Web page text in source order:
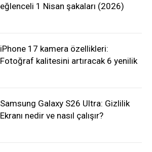
eğlenceli 1 Nisan şakaları (2026)
iPhone 17 kamera özellikleri:
Fotoğraf kalitesini artıracak 6 yenilik
Samsung Galaxy S26 Ultra: Gizlilik
Ekranı nedir ve nasıl çalışır?